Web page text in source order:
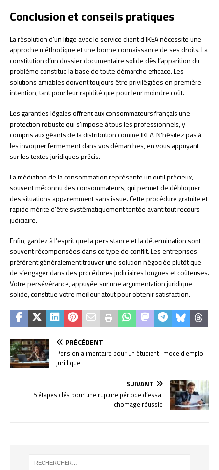
Conclusion et conseils pratiques
La résolution d’un litige avec le service client d’IKEA nécessite une
approche méthodique et une bonne connaissance de ses droits. La
constitution d’un dossier documentaire solide dès l’apparition du
problème constitue la base de toute démarche efficace. Les
solutions amiables doivent toujours être privilégiées en première
intention, tant pour leur rapidité que pour leur moindre coût.
Les garanties légales offrent aux consommateurs français une
protection robuste qui s’impose à tous les professionnels, y
compris aux géants de la distribution comme IKEA. N’hésitez pas à
les invoquer fermement dans vos démarches, en vous appuyant
sur les textes juridiques précis.
La médiation de la consommation représente un outil précieux,
souvent méconnu des consommateurs, qui permet de débloquer
des situations apparemment sans issue. Cette procédure gratuite et
rapide mérite d’être systématiquement tentée avant tout recours
judiciaire.
Enfin, gardez à l’esprit que la persistance et la détermination sont
souvent récompensées dans ce type de conflit. Les entreprises
préfèrent généralement trouver une solution négociée plutôt que
de s’engager dans des procédures judiciaires longues et coûteuses.
Votre persévérance, appuyée sur une argumentation juridique
solide, constitue votre meilleur atout pour obtenir satisfaction.
PRÉCÉDENT
Pension alimentaire pour un étudiant : mode d’emploi
juridique
SUIVANT
5 étapes clés pour une rupture période d’essai
chomage réussie